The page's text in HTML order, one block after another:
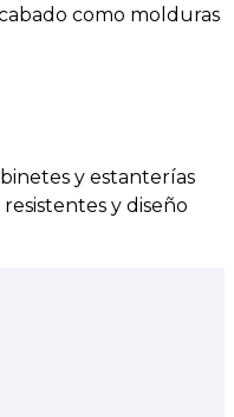
como molduras
y estanterías
y diseño